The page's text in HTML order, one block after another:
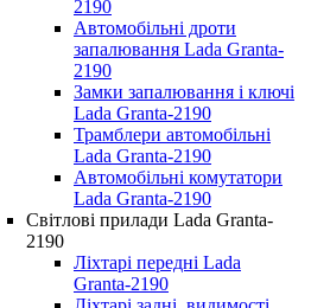
2190
Автомобільні дроти
запалювання Lada Granta-
2190
Замки запалювання і ключі
Lada Granta-2190
Трамблери автомобільні
Lada Granta-2190
Автомобільні комутатори
Lada Granta-2190
Світлові прилади Lada Granta-
2190
Ліхтарі передні Lada
Granta-2190